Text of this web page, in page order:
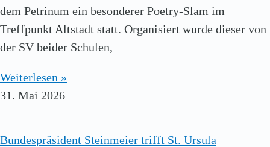
dem Petrinum ein besonderer Poetry-Slam im
Treffpunkt Altstadt statt. Organisiert wurde dieser von
der SV beider Schulen,
Weiterlesen »
31. Mai 2026
Bundespräsident Steinmeier trifft St. Ursula